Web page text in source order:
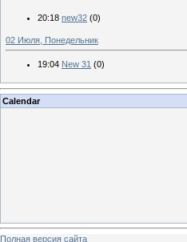
20:18 new32 (0)
02 Июля, Понедельник
19:04 New 31 (0)
Calendar
Полная версия сайта